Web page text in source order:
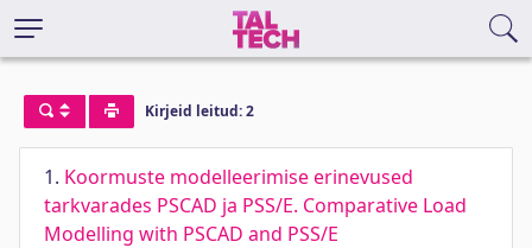
Kirjeid leitud: 2
1. Koormuste modelleerimise erinevused
tarkvarades PSCAD ja PSS/E. Comparative Load
Modelling with PSCAD and PSS/E